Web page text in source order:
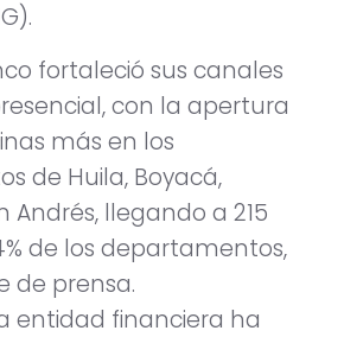
fortaleció sus canales
con la apertura
más en los
de Huila, Boyacá,
Andrés, llegando a 215
de los departamentos,
de prensa.
entidad financiera ha